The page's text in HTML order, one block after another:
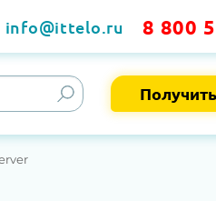
info@ittelo.ru 8 800